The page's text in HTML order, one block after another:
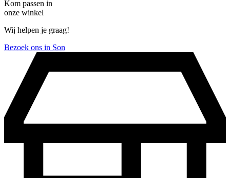
Kom passen in
onze winkel
Wij helpen je graag!
Bezoek ons in Son